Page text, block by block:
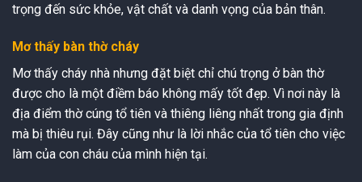
trọng đến sức khỏe, vật chất và danh vọng của bản thân.
Mơ thấy bàn thờ cháy
Mơ thấy cháy nhà nhưng đặt biệt chỉ chú trọng ở bàn thờ
được cho là một điềm báo không mấy tốt đẹp. Vì nơi này là
địa điểm thờ cúng tổ tiên và thiêng liêng nhất trong gia định
mà bị thiêu rụi. Đây cũng như là lời nhắc của tổ tiên cho việc
làm của con cháu của mình hiện tại.